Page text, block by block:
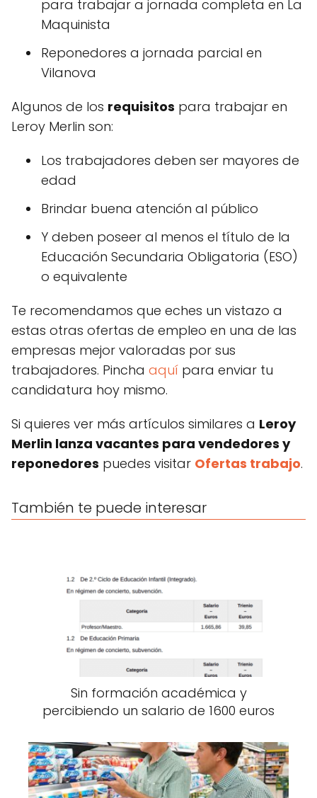
para trabajar a jornada completa en La
Maquinista
Reponedores a jornada parcial en
Vilanova
Algunos de los requisitos para trabajar en
Leroy Merlin son:
Los trabajadores deben ser mayores de
edad
Brindar buena atención al público
Y deben poseer al menos el título de la
Educación Secundaria Obligatoria (ESO)
o equivalente
Te recomendamos que eches un vistazo a
estas otras ofertas de empleo en una de las
empresas mejor valoradas por sus
trabajadores. Pincha aquí para enviar tu
candidatura hoy mismo.
Si quieres ver más artículos similares a Leroy
Merlin lanza vacantes para vendedores y
reponedores puedes visitar Ofertas trabajo.
También te puede interesar
Sin formación académica y
percibiendo un salario de 1600 euros